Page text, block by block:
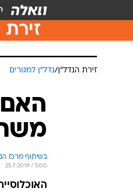
זירת
זירת הנדל״ן /נדל"ן למגורים
האם
משתלמת
בשיתוף מרכז
25.7.2019 / 5:00